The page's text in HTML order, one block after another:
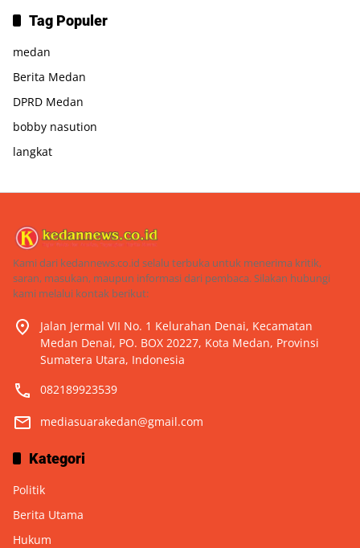
Tag Populer
medan
Berita Medan
DPRD Medan
bobby nasution
langkat
Kami dari kedannews.co.id selalu terbuka untuk menerima kritik,
saran, masukan, maupun informasi dari pembaca. Silakan hubungi
kami melalui kontak berikut:
Jalan Jermal VII No. 1 Kelurahan Denai, Kecamatan
Medan Denai, PO. BOX 20227, Kota Medan, Provinsi
Sumatera Utara, Indonesia
082189923539
mediasuarakedan@gmail.com
Kategori
Politik
Berita Utama
Hukum